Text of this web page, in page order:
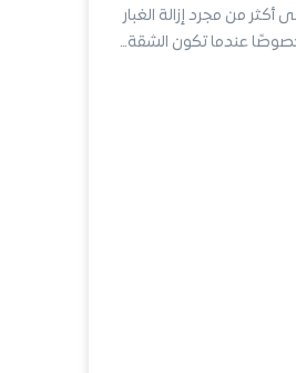
من مجرد إزالة الغبار
عندما تكون الشقة…